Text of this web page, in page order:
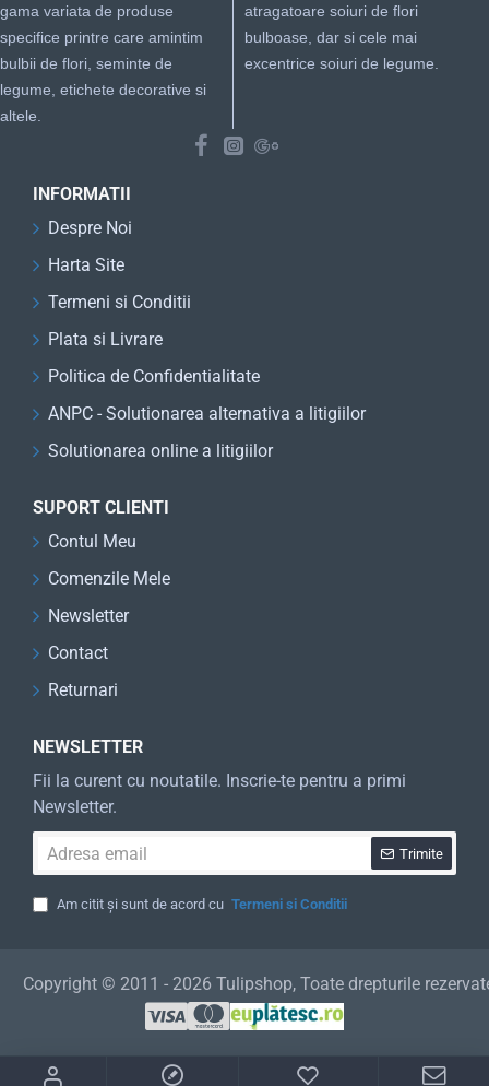
gama variata de produse
specifice printre care amintim
bulbii de flori, seminte de
legume, etichete decorative si
altele.
atragatoare soiuri de flori
bulboase, dar si cele mai
excentrice soiuri de legume.
INFORMATII
Despre Noi
Harta Site
Termeni si Conditii
Plata si Livrare
Politica de Confidentialitate
ANPC - Solutionarea alternativa a litigiilor
Solutionarea online a litigiilor
SUPORT CLIENTI
Contul Meu
Comenzile Mele
Newsletter
Contact
Returnari
NEWSLETTER
Fii la curent cu noutatile. Inscrie-te pentru a primi
Newsletter.
email
Trimite
Am citit și sunt de acord cu Termeni si Conditii
Copyright © 2011 - 2026 Tulipshop, Toate drepturile